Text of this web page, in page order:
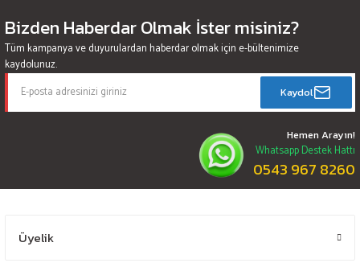
Bizden Haberdar Olmak İster misiniz?
Tüm kampanya ve duyurulardan haberdar olmak için e-bültenimize
kaydolunuz.
Kaydol
Hemen Arayın!
Whatsapp Destek Hattı
0543 967 8260
Üyelik